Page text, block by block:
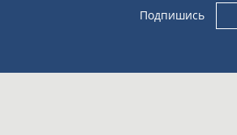
Подпишись